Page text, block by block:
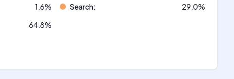
1.6% Search: 29.0%
64.8%